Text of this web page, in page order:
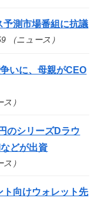
予測市場番組に抗議
（ニュース）
いに、母親がCEO
）
のシリーズDラウ
どが出資
）
ト向けウォレット先